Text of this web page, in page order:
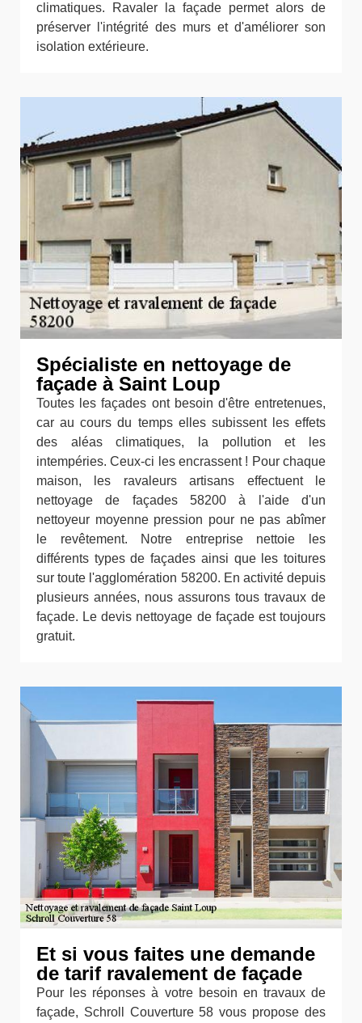
climatiques. Ravaler la façade permet alors de
préserver l'intégrité des murs et d'améliorer son
isolation extérieure.
Spécialiste en nettoyage de
façade à Saint Loup
Toutes les façades ont besoin d'être entretenues,
car au cours du temps elles subissent les effets
des aléas climatiques, la pollution et les
intempéries. Ceux-ci les encrassent ! Pour chaque
maison, les ravaleurs artisans effectuent le
nettoyage de façades 58200 à l'aide d'un
nettoyeur moyenne pression pour ne pas abîmer
le revêtement. Notre entreprise nettoie les
différents types de façades ainsi que les toitures
sur toute l'agglomération 58200. En activité depuis
plusieurs années, nous assurons tous travaux de
façade. Le devis nettoyage de façade est toujours
gratuit.
Et si vous faites une demande
de tarif ravalement de façade
Pour les réponses à votre besoin en travaux de
façade, Schroll Couverture 58 vous propose des